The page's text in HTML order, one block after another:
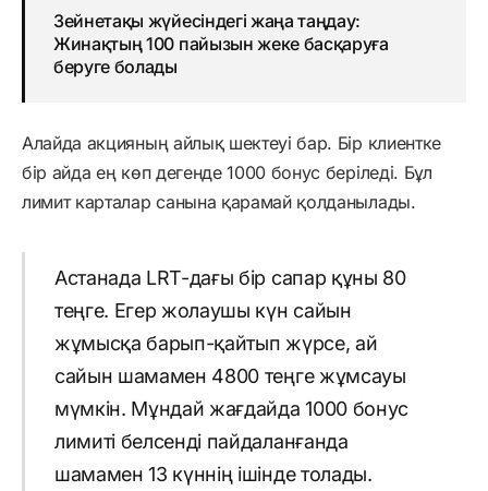
Зейнетақы жүйесіндегі жаңа таңдау:
Жинақтың 100 пайызын жеке басқаруға
беруге болады
Алайда акцияның айлық шектеуі бар. Бір клиентке
бір айда ең көп дегенде 1000 бонус беріледі. Бұл
лимит карталар санына қарамай қолданылады.
Астанада LRT-дағы бір сапар құны 80
теңге. Егер жолаушы күн сайын
жұмысқа барып-қайтып жүрсе, ай
сайын шамамен 4800 теңге жұмсауы
мүмкін. Мұндай жағдайда 1000 бонус
лимиті белсенді пайдаланғанда
шамамен 13 күннің ішінде толады.